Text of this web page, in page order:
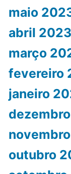
maio
abril 2023
março
fevereiro
janeiro
outubro